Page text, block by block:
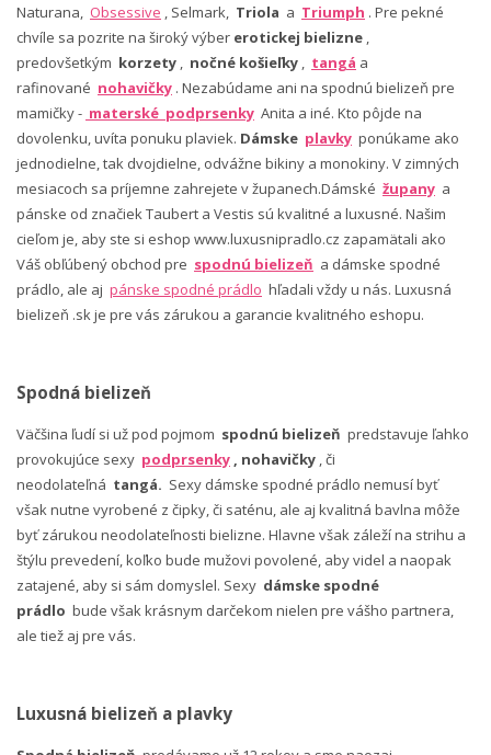
Naturana, Obsessive , Selmark, Triola a Triumph . Pre pekné
chvíle sa pozrite na široký výber erotickej bielizne ,
predovšetkým korzety , nočné košieľky , tangá a
rafinované nohavičky . Nezabúdame ani na spodnú bielizeň pre
mamičky - materské podprsenky Anita a iné. Kto pôjde na
dovolenku, uvíta ponuku plaviek. Dámske plavky ponúkame ako
jednodielne, tak dvojdielne, odvážne bikiny a monokiny. V zimných
mesiacoch sa príjemne zahrejete v županech.Dámské župany a
pánske od značiek Taubert a Vestis sú kvalitné a luxusné. Našim
cieľom je, aby ste si eshop www.luxusnipradlo.cz zapamätali ako
Váš obľúbený obchod pre spodnú bielizeň a dámske spodné
prádlo, ale aj pánske spodné prádlo hľadali vždy u nás. Luxusná
bielizeň .sk je pre vás zárukou a garancie kvalitného eshopu.
Spodná bielizeň
Väčšina ľudí si už pod pojmom spodnú bielizeň predstavuje ľahko
provokujúce sexy podprsenky , nohavičky , či
neodolateľná tangá. Sexy dámske spodné prádlo nemusí byť
však nutne vyrobené z čipky, či saténu, ale aj kvalitná bavlna môže
byť zárukou neodolateľnosti bielizne. Hlavne však záleží na strihu a
štýlu prevedení, koľko bude mužovi povolené, aby videl a naopak
zatajené, aby si sám domyslel. Sexy dámske spodné
prádlo bude však krásnym darčekom nielen pre vášho partnera,
ale tiež aj pre vás.
Luxusná bielizeň a plavky